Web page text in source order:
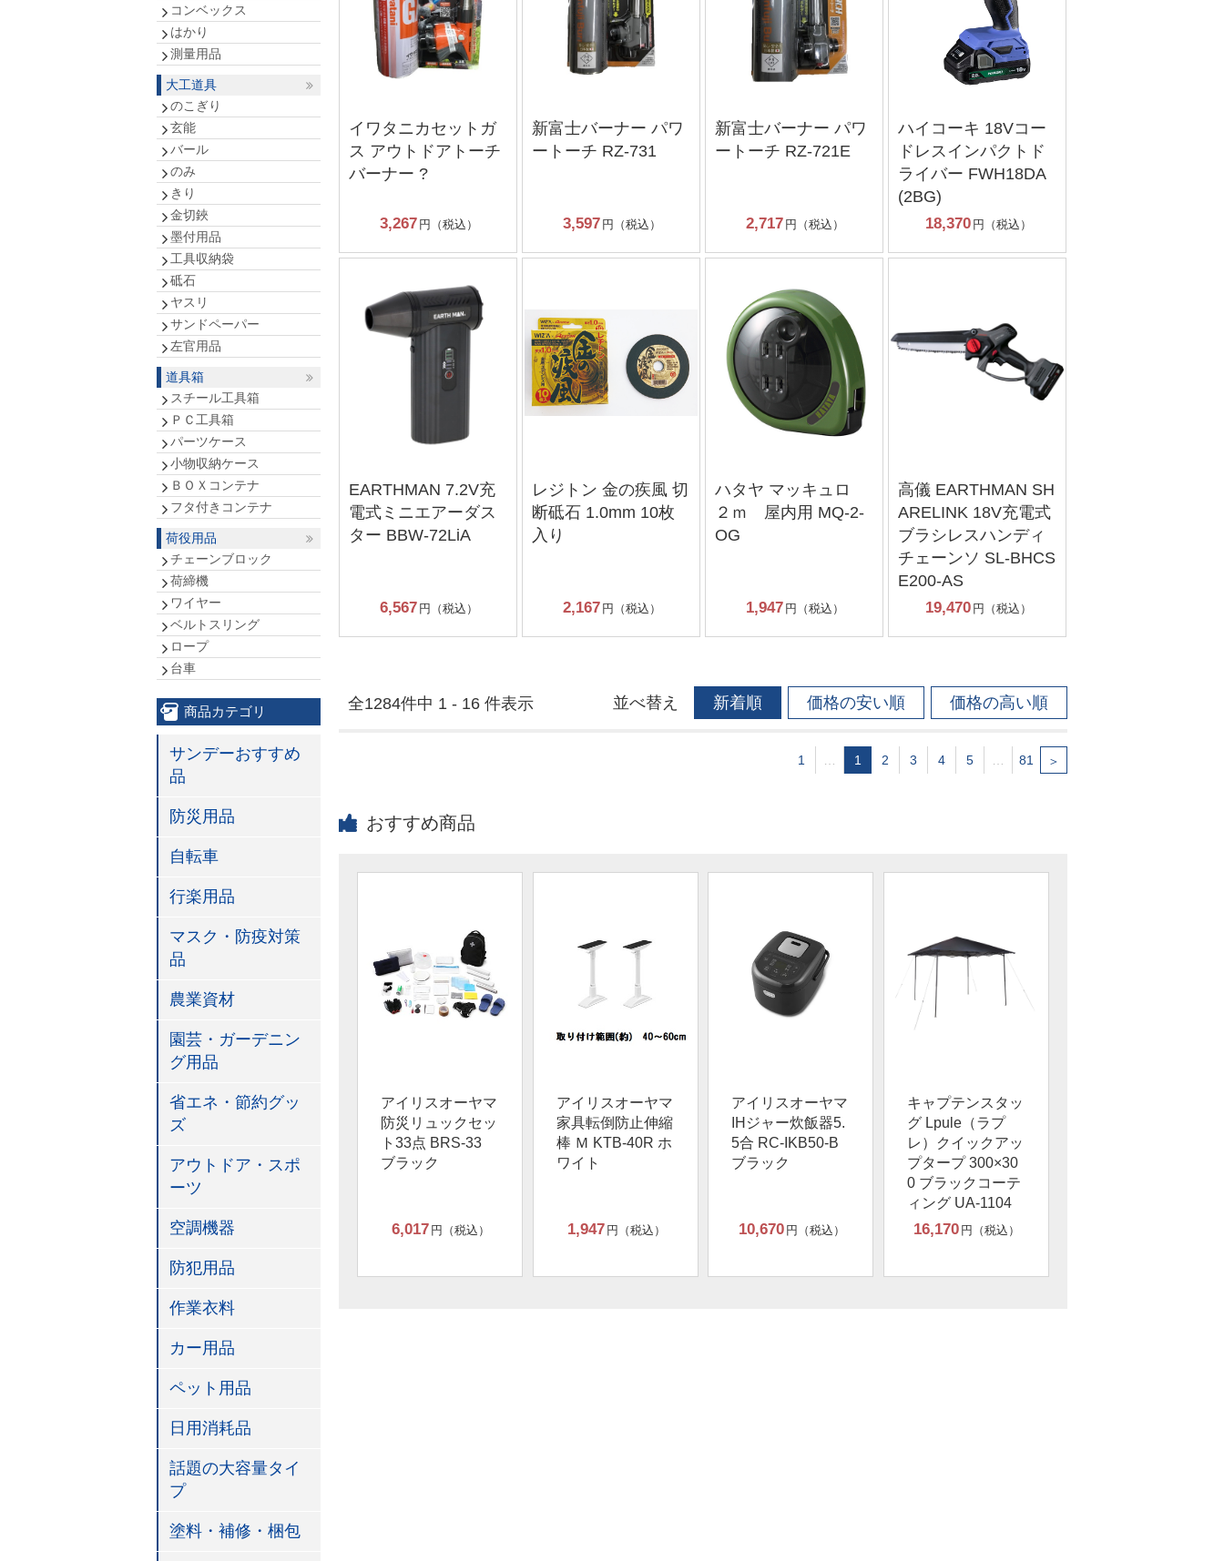
イワタニカセットガ
ス アウトドアトーチ
バーナー ?
3,267 円（税込）
新富士バーナー パワ
ートーチ RZ-731
3,597 円（税込）
新富士バーナー パワ
ートーチ RZ-721E
2,717 円（税込）
ハイコーキ 18Vコー
ドレスインパクトド
ライバー FWH18DA
(2BG)
18,370 円（税込）
EARTHMAN 7.2V充
電式ミニエアーダス
ター BBW-72LiA
6,567 円（税込）
レジトン 金の疾風 切
断砥石 1.0mm 10枚
入り
2,167 円（税込）
ハタヤ マッキュロ
２ｍ 屋内用 MQ-2-
OG
1,947 円（税込）
高儀 EARTHMAN SH
ARELINK 18V充電式
ブラシレスハンディ
チェーンソ SL-BHCS
E200-AS
19,470 円（税込）
全1284件中 1 - 16 件表示 並べ替え 新着順 価格の安い順 価格の高い順
1 1 2 3 4 5 81 ＞
コンベックス
はかり
測量用品
大工道具
のこぎり
玄能
バール
のみ
きり
金切鋏
墨付用品
工具収納袋
砥石
ヤスリ
サンドペーパー
左官用品
道具箱
スチール工具箱
ＰＣ工具箱
パーツケース
小物収納ケース
ＢＯＸコンテナ
フタ付きコンテナ
荷役用品
チェーンブロック
荷締機
ワイヤー
ベルトスリング
ロープ
台車
商品カテゴリ
サンデーおすすめ
品
防災用品
自転車
行楽用品
マスク・防疫対策
品
農業資材
園芸・ガーデニン
グ用品
省エネ・節約グッ
ズ
アウトドア・スポ
ーツ
空調機器
防犯用品
作業衣料
カー用品
ペット用品
日用消耗品
話題の大容量タイ
プ
塗料・補修・梱包
おすすめ商品
アイリスオーヤマ
防災リュックセッ
ト33点 BRS-33
ブラック
6,017 円（税込）
アイリスオーヤマ
家具転倒防止伸縮
棒 Ｍ KTB-40R ホ
ワイト
1,947 円（税込）
アイリスオーヤマ
IHジャー炊飯器5.
5合 RC-IKB50-B
ブラック
10,670 円（税込）
キャプテンスタッ
グ Lpule（ラプ
レ）クイックアッ
プタープ 300×30
0 ブラックコーテ
ィング UA-1104
16,170 円（税込）